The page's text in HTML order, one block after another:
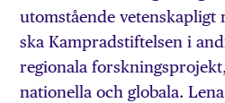
utomstående vetenskapligt
ska Kampradstiftelsen i
regionala
nationella och globala.